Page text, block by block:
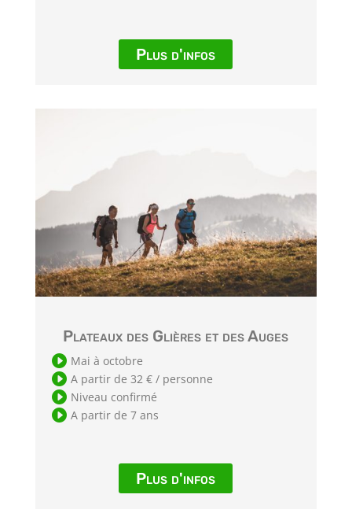
Plus d'infos
Plateaux des Glières et des Auges
 Mai à octobre
 A partir de 32 € / personne
 Niveau confirmé
 A partir de 7 ans
Plus d'infos